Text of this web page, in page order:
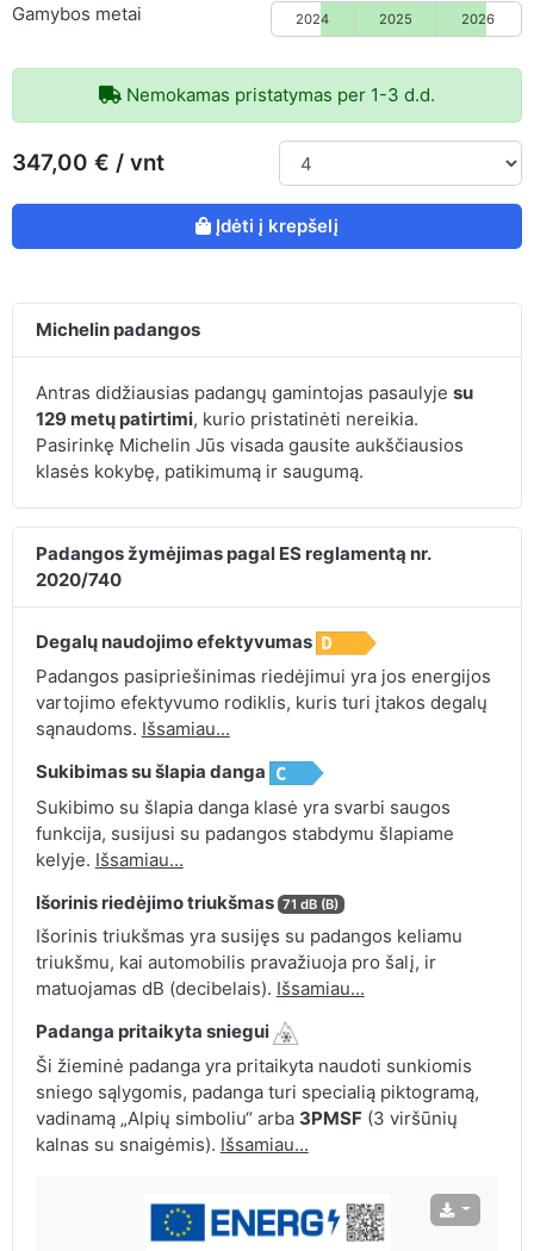
Gamybos metai 2024 2025 2026
Nemokamas pristatymas per 1-3 d.d.
347,00 € / vnt
Įdėti į krepšelį
Michelin padangos
Antras didžiausias padangų gamintojas pasaulyje su
129 metų patirtimi, kurio pristatinėti nereikia.
Pasirinkę Michelin Jūs visada gausite aukščiausios
klasės kokybę, patikimumą ir saugumą.
Padangos žymėjimas pagal ES reglamentą nr.
2020/740
Degalų naudojimo efektyvumas
Padangos pasipriešinimas riedėjimui yra jos energijos
vartojimo efektyvumo rodiklis, kuris turi įtakos degalų
sąnaudoms. Išsamiau...
Sukibimas su šlapia danga
Sukibimo su šlapia danga klasė yra svarbi saugos
funkcija, susijusi su padangos stabdymu šlapiame
kelyje. Išsamiau...
Išorinis riedėjimo triukšmas 71 dB (B)
Išorinis triukšmas yra susijęs su padangos keliamu
triukšmu, kai automobilis pravažiuoja pro šalį, ir
matuojamas dB (decibelais). Išsamiau...
Padanga pritaikyta sniegui
Ši žieminė padanga yra pritaikyta naudoti sunkiomis
sniego sąlygomis, padanga turi specialią piktogramą,
vadinamą „Alpių simboliu“ arba 3PMSF(3 viršūnių
kalnas su snaigėmis). Išsamiau...